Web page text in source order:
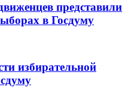
представили
в Госдуму
избирательной